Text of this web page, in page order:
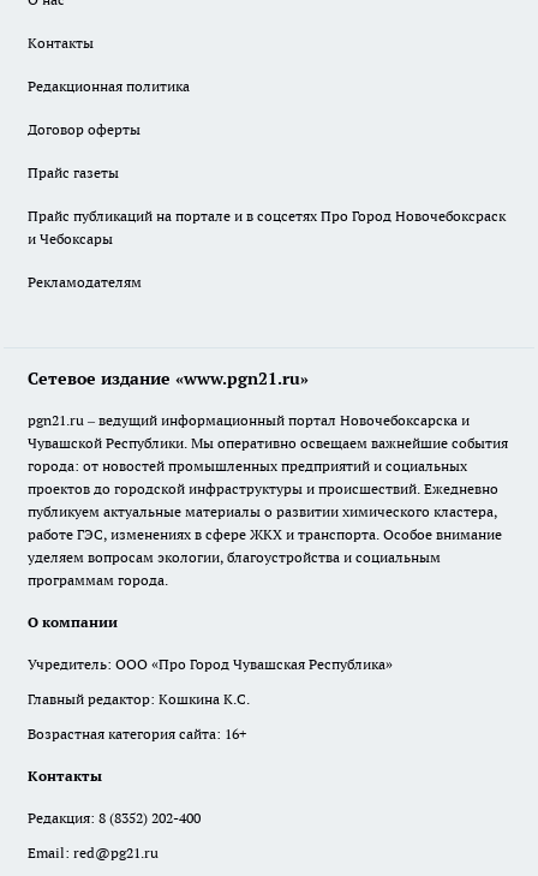
Контакты
Редакционная политика
Договор оферты
Прайс газеты
Прайс публикаций на портале и в соцсетях Про Город Новочебоксраск
и Чебоксары
Рекламодателям
Сетевое издание «www.pgn21.ru»
pgn21.ru – ведущий информационный портал Новочебоксарска и
Чувашской Республики. Мы оперативно освещаем важнейшие события
города: от новостей промышленных предприятий и социальных
проектов до городской инфраструктуры и происшествий. Ежедневно
публикуем актуальные материалы о развитии химического кластера,
работе ГЭС, изменениях в сфере ЖКХ и транспорта. Особое внимание
уделяем вопросам экологии, благоустройства и социальным
программам города.
О компании
Учредитель: ООО «Про Город Чувашская Республика»
Главный редактор: Кошкина К.С.
Возрастная категория сайта: 16+
Контакты
Редакция: 8 (8352) 202-400
Email: red@pg21.ru